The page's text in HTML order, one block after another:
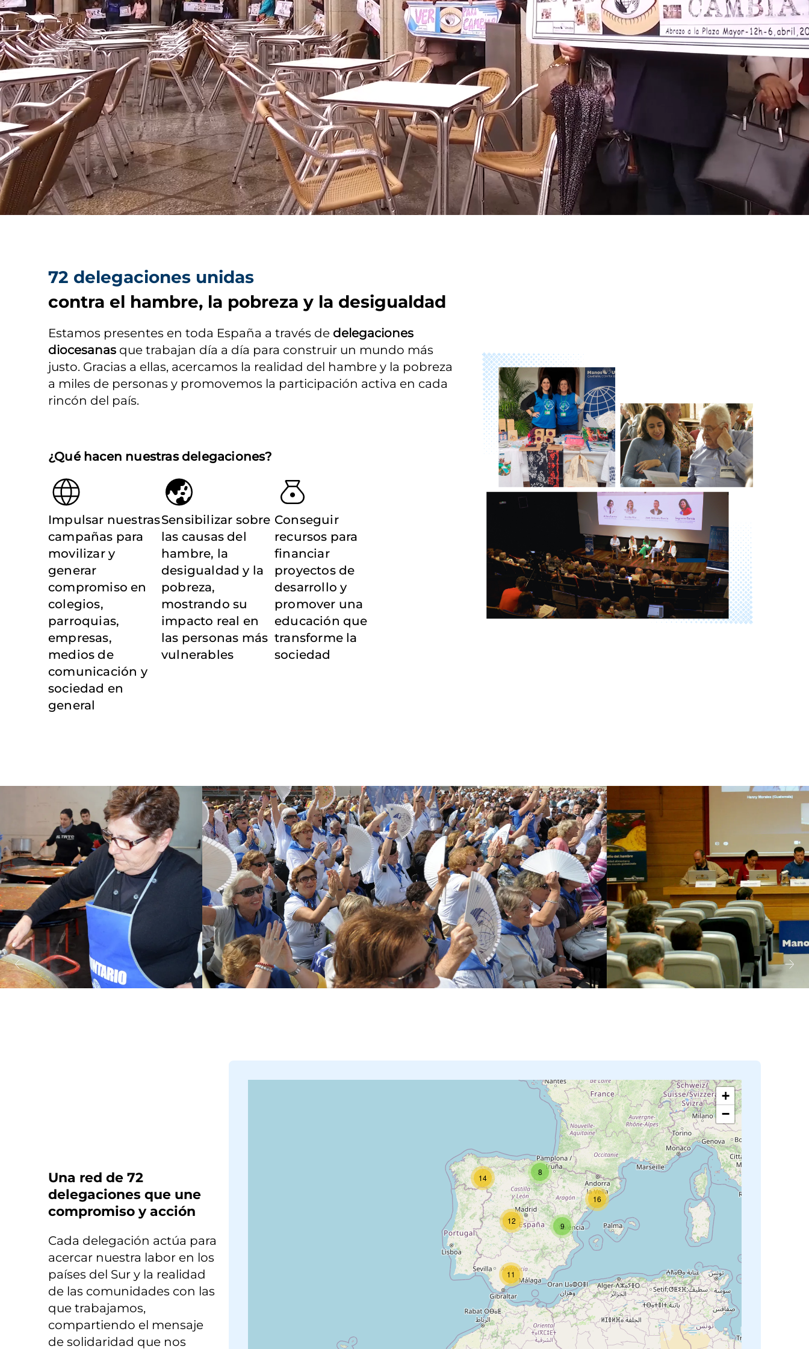
72 delegaciones unidas
contra el hambre, la pobreza y la desigualdad
Estamos presentes en toda España a través de delegaciones
diocesanas que trabajan día a día para construir un mundo más
justo. Gracias a ellas, acercamos la realidad del hambre y la pobreza
a miles de personas y promovemos la participación activa en cada
rincón del país.
¿Qué hacen nuestras delegaciones?
Impulsar nuestras
campañas para
movilizar y
generar
compromiso en
colegios,
parroquias,
empresas,
medios de
comunicación y
sociedad en
general
Sensibilizar sobre
las causas del
hambre, la
desigualdad y la
pobreza,
mostrando su
impacto real en
las personas más
vulnerables
Conseguir
recursos para
financiar
proyectos de
desarrollo y
promover una
educación que
transforme la
sociedad
Imagen
Una red de 72
delegaciones que une
compromiso y acción
Cada delegación actúa para
acercar nuestra labor en los
países del Sur y la realidad
de las comunidades con las
que trabajamos,
compartiendo el mensaje
de solidaridad que nos
11
14
12
9
8
16
+
−